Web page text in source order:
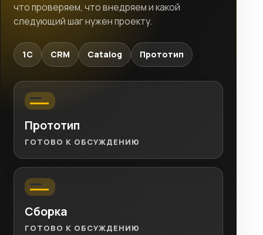
что проверяем, что внедряем и какой
следующий шаг нужен проекту.
1C CRM Catalog Прототип
Прототип
ГОТОВО К ОБСУЖДЕНИЮ
Сборка
ГОТОВО К ОБСУЖДЕНИЮ